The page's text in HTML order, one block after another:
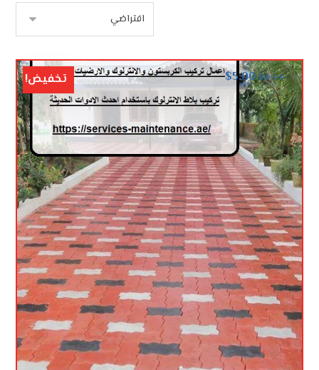
$10.00
$5.00 تخفيض!